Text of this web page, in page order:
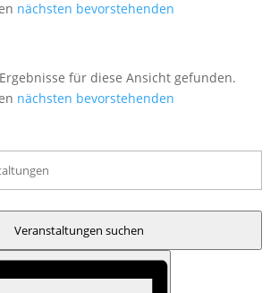
nächsten bevorstehenden
für diese Ansicht gefunden.
nächsten bevorstehenden
Veranstaltungen suchen